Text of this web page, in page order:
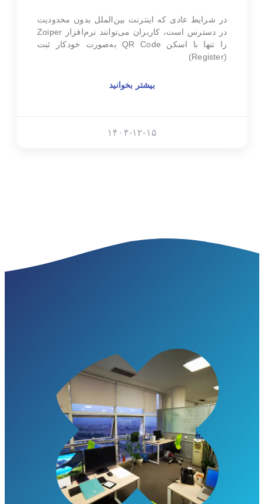
در شرایط عادی که اینترنت بین‌الملل بدون محدودیت
در دسترس است، کاربران می‌توانند نرم‌افزار Zoiper
را تنها با اسکن QR Code به‌صورت خودکار ثبت
(Register)
بیشتر بخوانید
۱۴۰۴-۱۲-۱۵